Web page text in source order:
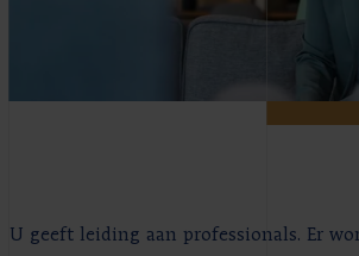
U geeft leiding aan professionals. Er